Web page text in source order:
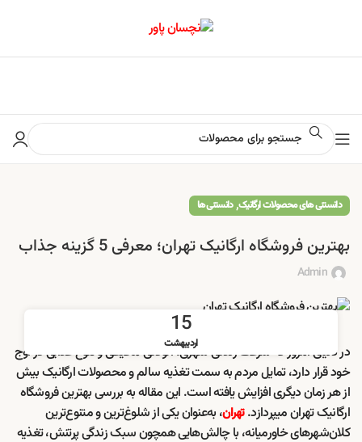
دانستنی های محصولات ارگانیک,دانستنی ها
بهترین فروشگاه ارگانیک تهران؛ معرفی 5 گزینه جذاب
Admin
15
اردیبهشت
در دنیای امروز که سرعت زندگی شهری، آلودگی محیطی و تنوع غذایی در اوج
خود قرار دارد، تمایل مردم به سمت تغذیه سالم و محصولات ارگانیک بیش
از هر زمان دیگری افزایش یافته است. این مقاله به بررسی بهترین فروشگاه
ارگانیک تهران میپردازد.تهران، به‌عنوان یکی از شلوغ‌ترین و متنوع‌ترین
کلان‌شهرهای خاورمیانه، با چالش‌هایی همچون سبک زندگی پرتنش، تغذیه